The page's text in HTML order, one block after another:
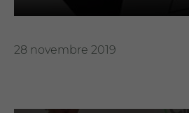
28 novembre 2019